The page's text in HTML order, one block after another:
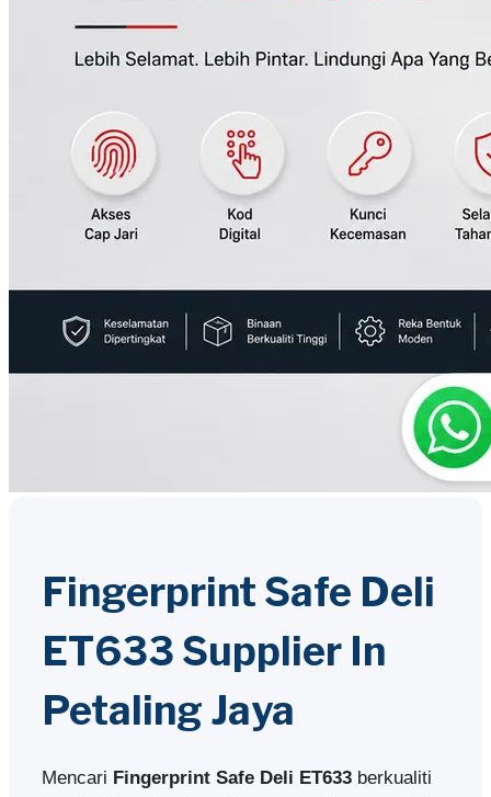
Fingerprint Safe Deli
ET633 Supplier In
Petaling Jaya
Mencari Fingerprint Safe Deli ET633 berkualiti